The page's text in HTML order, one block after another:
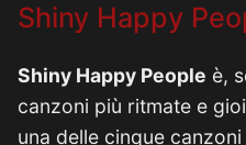
Shiny Happy
Shiny Happy People è,
canzoni più ritmate e
una delle cinque